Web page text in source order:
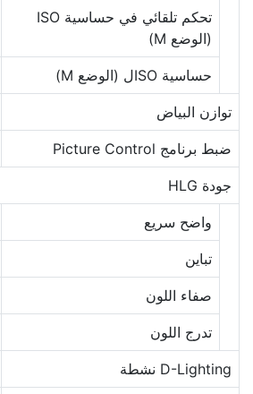
تحكم تلقائي في حساسية ISO
(الوضع M)
حساسية ISOل (الوضع M)
توازن البياض
ضبط برنامج Picture Control
جودة HLG
واضح سريع
تباين
صفاء اللون
تدرج اللون
D-Lighting نشطة